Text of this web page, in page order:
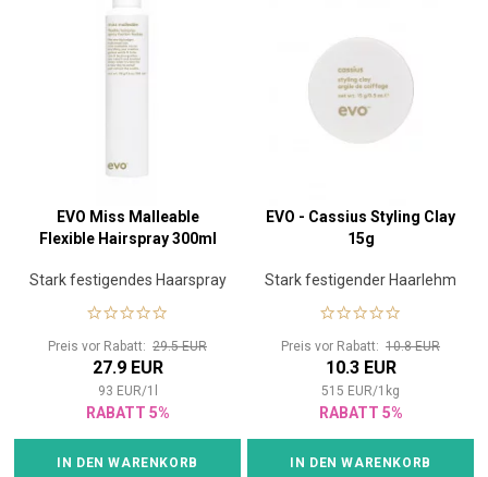
EVO Miss Malleable
Flexible Hairspray 300ml
Stark festigendes Haarspray
Preis vor Rabatt: 29.5 EUR
27.9 EUR
93 EUR/1
RABATT 5%
IN DEN WARENKORB
EVO - Cassius Styling Clay
15g
Stark festigender Haarlehm
Preis vor Rabatt: 10.8 EUR
10.3 EUR
515 EUR/1 kg
RABATT 5%
IN DEN WARENKORB